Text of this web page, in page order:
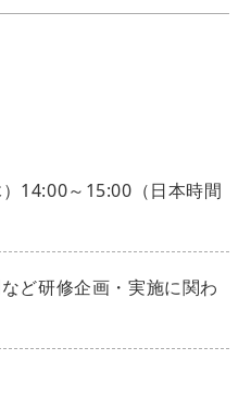
14:00～15:00（日本時間
ど研修企画・実施に関わ